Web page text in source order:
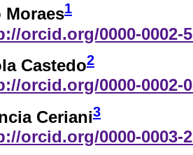
Moraes1
orcid.org/0000-0002-
Castedo2
orcid.org/0000-0002-
Ceriani3
orcid.org/0000-0003-